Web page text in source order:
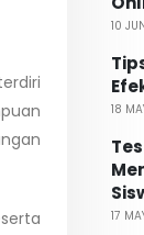
10
18
17